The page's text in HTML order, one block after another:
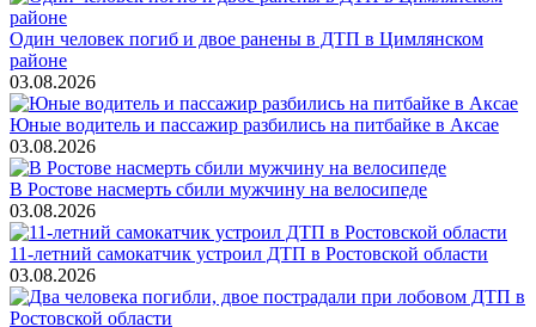
Один человек погиб и двое ранены в ДТП в Цимлянском
районе
03.08.2026
Юные водитель и пассажир разбились на питбайке в Аксае
03.08.2026
В Ростове насмерть сбили мужчину на велосипеде
03.08.2026
11-летний самокатчик устроил ДТП в Ростовской области
03.08.2026